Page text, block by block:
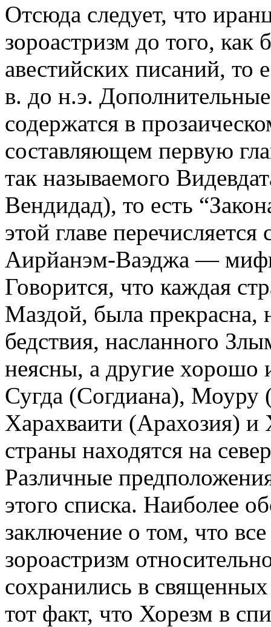
Отсюда следует, что
зороастризм до того, как
авестийских писаний, то
в. до н.э. Дополнительные
содержатся в
составляющем первую
так называемого
Вендидад), то есть
этой главе
Аирйанэм-Ваэджа —
Говорится, что каждая
Маздой, была прекрасна,
бедствия, насланного
неясны, а другие хорошо
Сугда (Согдиана), Моуру
Харахваити (Арахозия) и
страны находятся на
Различные
этого списка. Наиболее
заключение о том, что
зороастризм
сохранились в
тот факт, что Хорезм в